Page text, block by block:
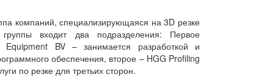
компаний, специализирующаяся на 3D резке
входит два подразделения: Первое
BV – занимается разработкой и
обеспечения, второе – HGG Profiling
по резке для третьих сторон.